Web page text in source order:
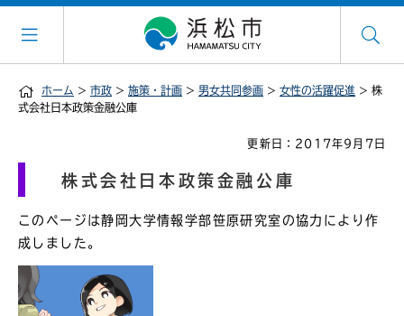
ホーム > 市政 > 施策・計画 > 男女共同参画 > 女性の活躍促進 > 株
式会社日本政策金融公庫
更新日：2017年9月7日
株式会社日本政策金融公庫
このページは静岡大学情報学部笹原研究室の協力により作
成しました。